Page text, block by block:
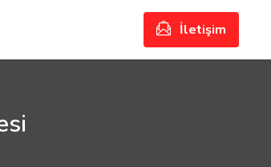
İletişim